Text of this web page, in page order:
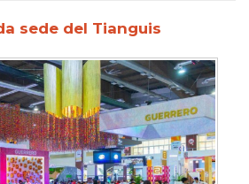
sede del Tianguis